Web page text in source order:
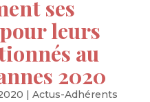
ses
leurs
au
2020
| Actus-Adhérents